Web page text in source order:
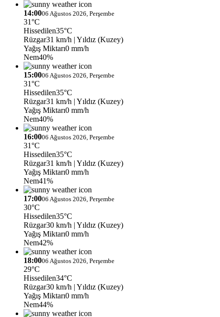
14:0006 Ağustos 2026, Perşembe
31°C
Hissedilen35°C
Rüzgar31 km/h | Yıldız (Kuzey)
Yağış Miktarı0 mm/h
Nem40%
15:0006 Ağustos 2026, Perşembe
31°C
Hissedilen35°C
Rüzgar31 km/h | Yıldız (Kuzey)
Yağış Miktarı0 mm/h
Nem40%
16:0006 Ağustos 2026, Perşembe
31°C
Hissedilen35°C
Rüzgar31 km/h | Yıldız (Kuzey)
Yağış Miktarı0 mm/h
Nem41%
17:0006 Ağustos 2026, Perşembe
30°C
Hissedilen35°C
Rüzgar30 km/h | Yıldız (Kuzey)
Yağış Miktarı0 mm/h
Nem42%
18:0006 Ağustos 2026, Perşembe
29°C
Hissedilen34°C
Rüzgar30 km/h | Yıldız (Kuzey)
Yağış Miktarı0 mm/h
Nem44%